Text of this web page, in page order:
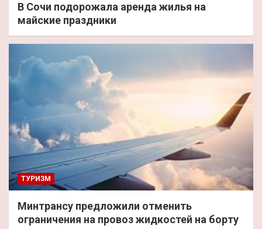
В Сочи подорожала аренда жилья на
майские праздники
ТУРИЗМ
Минтрансу предложили отменить
ограничения на провоз жидкостей на борту